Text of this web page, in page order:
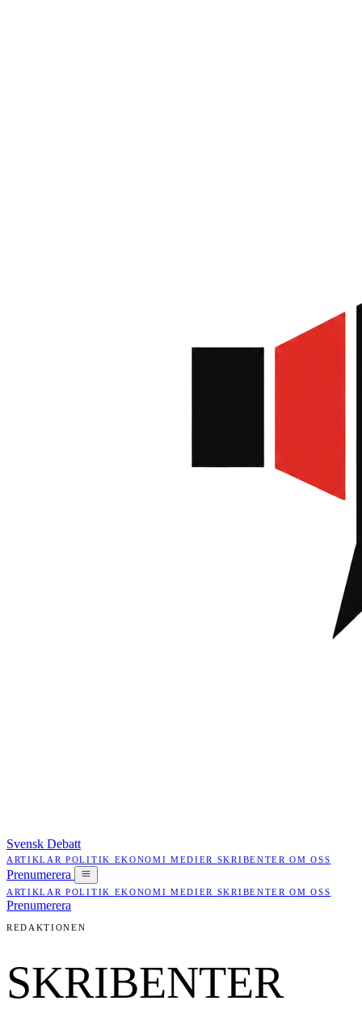
Svensk Debatt
ARTIKLARPOLITIK EKONOMIMEDIER SKRIBENTEROM OSS
Prenumerera
ARTIKLARPOLITIK EKONOMIMEDIER SKRIBENTEROM OSS
Prenumerera
REDAKTIONEN
SKRIBENTER